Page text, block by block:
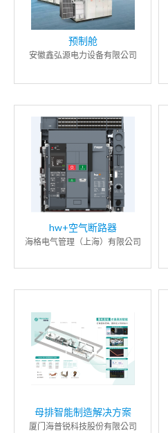
预制舱
安徽鑫弘源电力设备有限公司
hw+空气断路器
海格电气管理（上海）有限公司
母排智能制造解决方案
厦门海普锐科技股份有限公司